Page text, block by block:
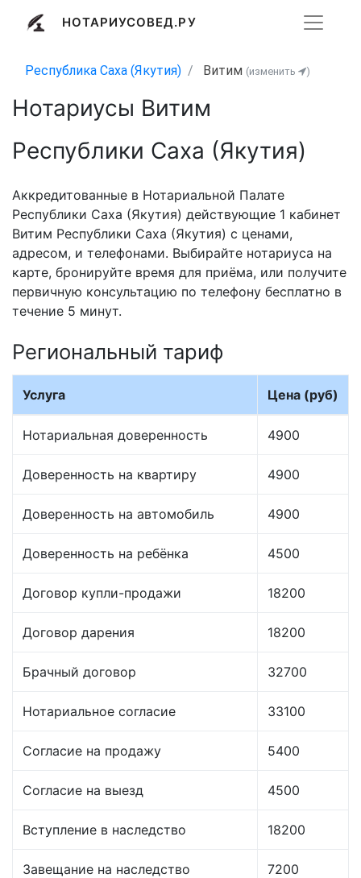
НОТАРИУСОВЕД.РУ
Республика Саха (Якутия) Витим (изменить )
Нотариусы Витим
Республики Саха (Якутия)
Аккредитованные в Нотариальной Палате
Республики Саха (Якутия) действующие 1 кабинет
Витим Республики Саха (Якутия) с ценами,
адресом, и телефонами. Выбирайте нотариуса на
карте, бронируйте время для приёма, или получите
первичную консультацию по телефону бесплатно в
течение 5 минут.
Региональный тариф
Услуга Цена (руб)
Нотариальная доверенность 4900
Доверенность на квартиру 4900
Доверенность на автомобиль 4900
Доверенность на ребёнка 4500
Договор купли-продажи 18200
Договор дарения 18200
Брачный договор 32700
Нотариальное согласие 33100
Согласие на продажу 5400
Согласие на выезд 4500
Вступление в наследство 18200
Завещание на наследство 7200